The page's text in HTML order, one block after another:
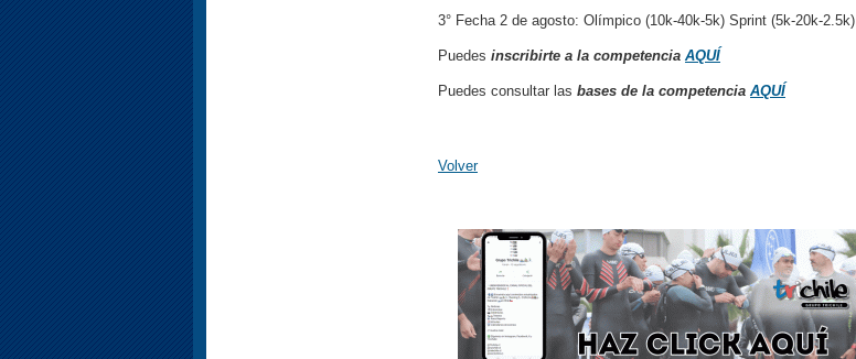
3° Fecha 2 de agosto: Olímpico (10k-40k-5k) Sprint (5k-20k-2.5k)
Puedes inscribirte a la competencia AQUÍ
Puedes consultar las bases de la competencia AQUÍ
Volver